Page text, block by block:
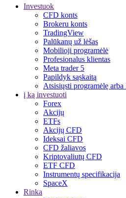
Investuok
CFD konts
Brokeru konts
TradingView
Palūkanų už lėšas
Mobilioji programėlė
Profesionalus klientas
Meta trader 5
Papildyk sąskaitą
Atsisiųsti programėlę
į ką investuoti
Forex
Akcijų
ETFs
Akcijų CFD
Ideksai CFD
CFD žaliavos
Kriptovaliutų CFD
ETF CFD
Instrumentų specifikacija
SpaceX
Rinka